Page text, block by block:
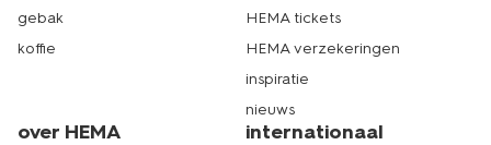
gebak
koffie
HEMA tickets
HEMA verzekeringen
inspiratie
nieuws
over HEMA internationaal